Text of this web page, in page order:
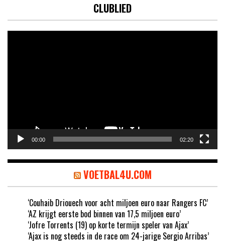
CLUBLIED
00:00 02:20
VOETBAL4U.COM
‘Couhaib Driouech voor acht miljoen euro naar Rangers FC’
‘AZ krijgt eerste bod binnen van 17,5 miljoen euro’
‘Jofre Torrents (19) op korte termijn speler van Ajax’
‘Ajax is nog steeds in de race om 24-jarige Sergio Arribas’